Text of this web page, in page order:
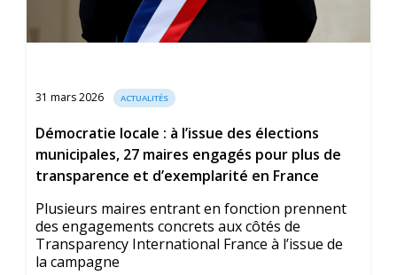
31 mars 2026 ACTUALITÉS
Démocratie locale : à l’issue des élections
municipales, 27 maires engagés pour plus de
transparence et d’exemplarité en France
Plusieurs maires entrant en fonction prennent
des engagements concrets aux côtés de
Transparency International France à l’issue de
la campagne